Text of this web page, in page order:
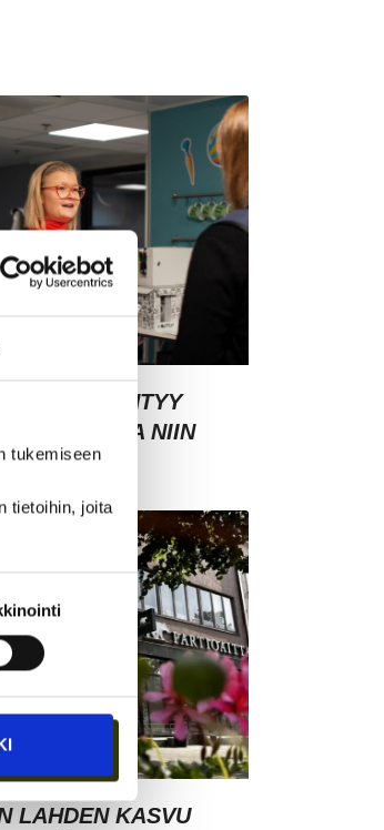
tukemiseen
tietoihin, joita
SYNTYY
– JA NIIN
MYYNTI
LAHDEN KASVU